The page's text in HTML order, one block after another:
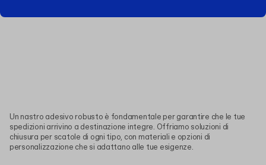
Un nastro adesivo robusto è fondamentale per garantire che le tue
spedizioni arrivino a destinazione integre. Offriamo soluzioni di
chiusura per scatole di ogni tipo, con materiali e opzioni di
personalizzazione che si adattano alle tue esigenze.